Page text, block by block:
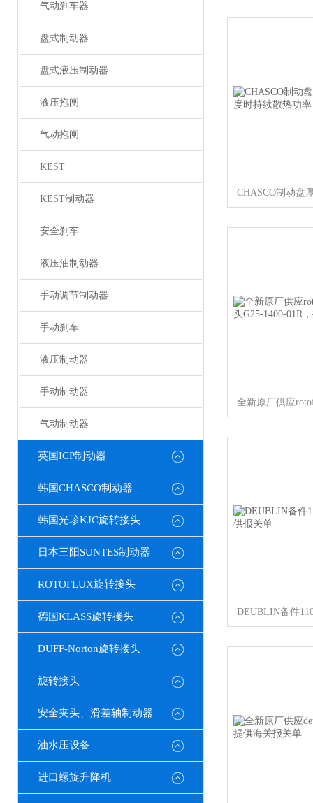
气动刹车器
盘式制动器
盘式液压制动器
液压抱闸
气动抱闸
KEST
KEST制动器
安全刹车
液压油制动器
手动调节制动器
手动刹车
液压制动器
手动制动器
气动制动器
英国ICP制动器
韩国CHASCO制动器
韩国光珍KJC旋转接头
日本三阳SUNTES制动器
ROTOFLUX旋转接头
德国KLASS旋转接头
DUFF-Norton旋转接头
旋转接头
安全夹头、滑差轴制动器
油水压设备
进口螺旋升降机